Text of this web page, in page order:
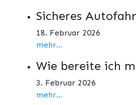
Sicheres
18. Februar 2026
mehr...
Wie bereite ich
3. Februar 2026
mehr...